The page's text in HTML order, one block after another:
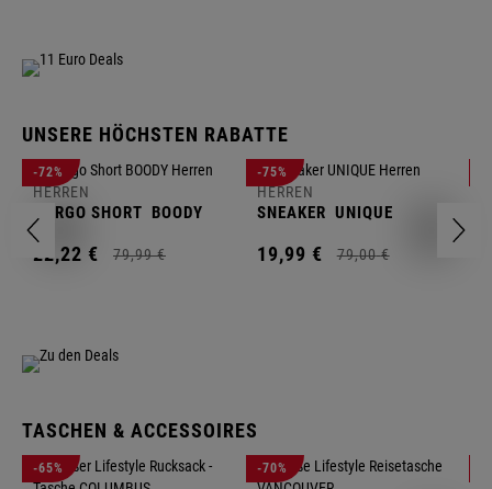
UNSERE HÖCHSTEN RABATTE
-72%
HERREN
CARGO SHORT BOODY
22,22 € 79,99 €
-75%
HERREN
SNEAKER UNIQUE
19,99 € 79,00 €
TASCHEN & ACCESSOIRES
-65% -70%